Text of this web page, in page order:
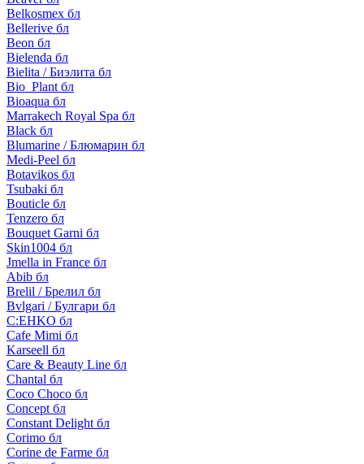
Belkosmex бл
Bellerive бл
Beon бл
Bielenda бл
Bielita / Биэлита бл
Bio_Plant бл
Bioaqua бл
Marrakech Royal Spa бл
Black бл
Blumarine / Блюмарин бл
Medi-Peel бл
Botavikos бл
Tsubaki бл
Bouticle бл
Tenzero бл
Bouquet Garni бл
Skin1004 бл
Jmella in France бл
Abib бл
Brelil / Брелил бл
Bvlgari / Булгари бл
C:EHKO бл
Cafe Mimi бл
Karseell бл
Care & Beauty Line бл
Chantal бл
Coco Choco бл
Concept бл
Constant Delight бл
Corimo бл
Corine de Farme бл